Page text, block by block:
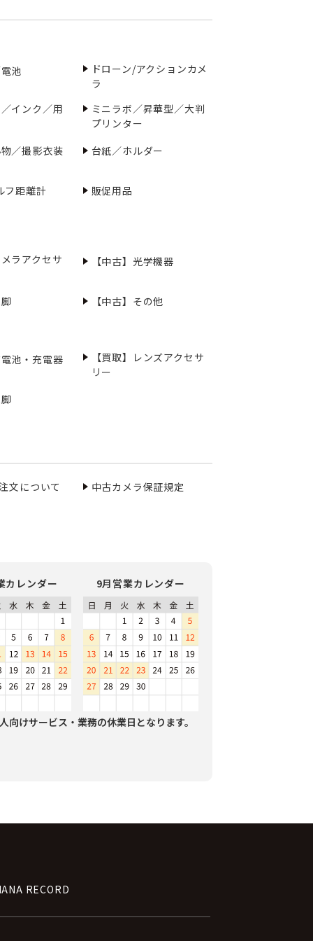
池
ドローン/アクションカメ
ラ
インク／用
ミニラボ／昇華型／大判
プリンター
／撮影衣装
台紙／ホルダー
フ距離計 販促用品
ラアクセサ 【中古】光学機器
【中古】その他
池・充電器
【買取】レンズアクセサ
リー
文について 中古カメラ保証規定
カレンダー 9月営業カレンダー
向けサービス・業務の休業日となります。
RECORD